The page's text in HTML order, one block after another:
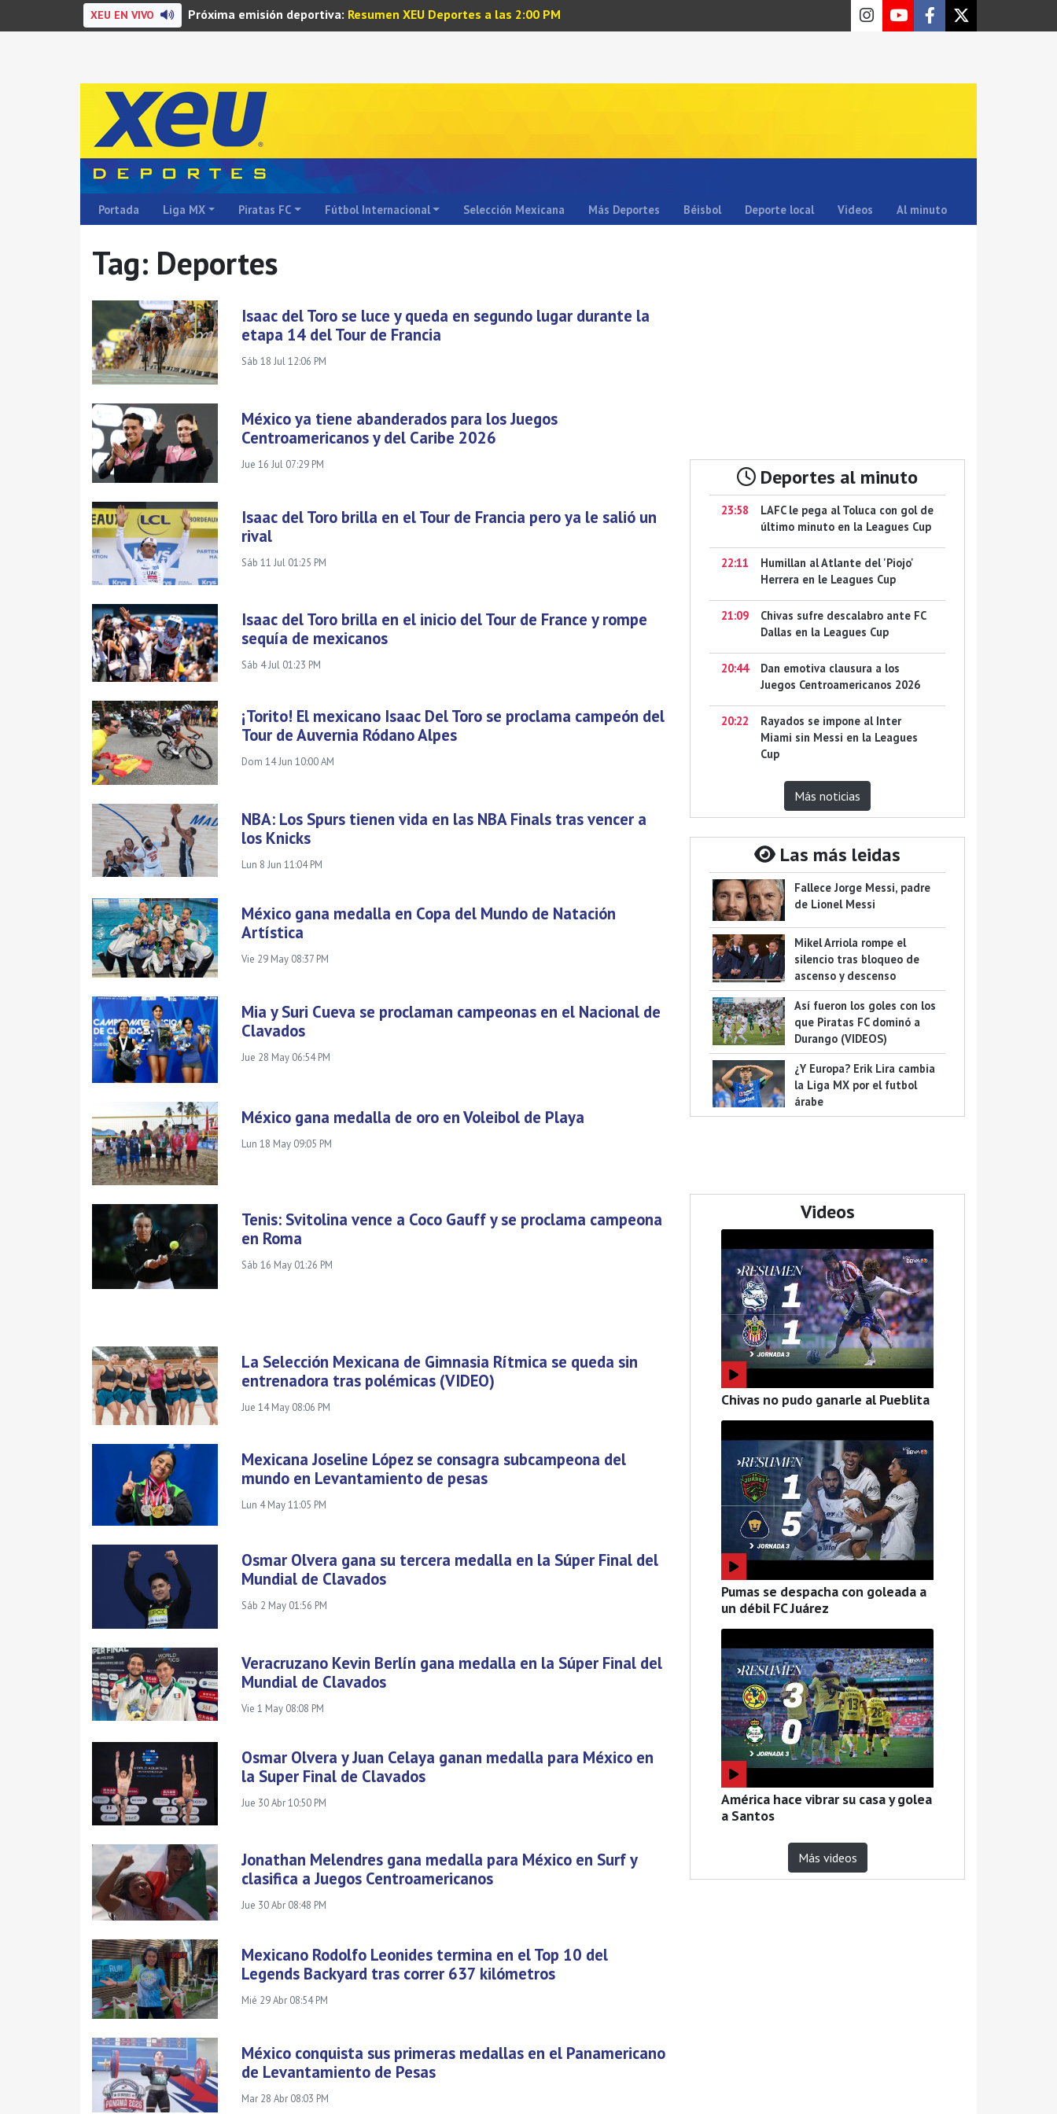
XEU EN VIVO Próxima emisión deportiva: Resumen XEU Deportes a las 2:00 PM
Portada Liga MX Piratas FC Fútbol Internacional Selección Mexicana Más Deportes Béisbol Deporte local Videos Al minuto
Tag: Deportes
Isaac del Toro se luce y queda en segundo lugar durante la
etapa 14 del Tour de Francia
Sáb 18 Jul 12:06 PM
México ya tiene abanderados para los Juegos
Centroamericanos y del Caribe 2026
Jue 16 Jul 07:29 PM
Isaac del Toro brilla en el Tour de Francia pero ya le salió un
rival
Sáb 11 Jul 01:25 PM
Isaac del Toro brilla en el inicio del Tour de France y rompe
sequía de mexicanos
Sáb 4 Jul 01:23 PM
¡Torito! El mexicano Isaac Del Toro se proclama campeón del
Tour de Auvernia Ródano Alpes
Dom 14 Jun 10:00 AM
NBA: Los Spurs tienen vida en las NBA Finals tras vencer a
los Knicks
Lun 8 Jun 11:04 PM
México gana medalla en Copa del Mundo de Natación
Artística
Vie 29 May 08:37 PM
Mia y Suri Cueva se proclaman campeonas en el Nacional de
Clavados
Jue 28 May 06:54 PM
México gana medalla de oro en Voleibol de Playa
Lun 18 May 09:05 PM
Tenis: Svitolina vence a Coco Gauff y se proclama campeona
en Roma
Sáb 16 May 01:26 PM
La Selección Mexicana de Gimnasia Rítmica se queda sin
entrenadora tras polémicas (VIDEO)
Jue 14 May 08:06 PM
Mexicana Joseline López se consagra subcampeona del
mundo en Levantamiento de pesas
Lun 4 May 11:05 PM
Osmar Olvera gana su tercera medalla en la Súper Final del
Mundial de Clavados
Sáb 2 May 01:56 PM
Veracruzano Kevin Berlín gana medalla en la Súper Final del
Mundial de Clavados
Vie 1 May 08:08 PM
Osmar Olvera y Juan Celaya ganan medalla para México en
la Super Final de Clavados
Jue 30 Abr 10:50 PM
Jonathan Melendres gana medalla para México en Surf y
clasifica a Juegos Centroamericanos
Jue 30 Abr 08:48 PM
Mexicano Rodolfo Leonides termina en el Top 10 del
Legends Backyard tras correr 637 kilómetros
Mié 29 Abr 08:54 PM
México conquista sus primeras medallas en el Panamericano
de Levantamiento de Pesas
Mar 28 Abr 08:03 PM
Deportes al minuto
23:58
LAFC le pega al Toluca con gol de
último minuto en la Leagues Cup
22:11
Humillan al Atlante del 'Piojo'
Herrera en le Leagues Cup
21:09
Chivas sufre descalabro ante FC
Dallas en la Leagues Cup
20:44
Dan emotiva clausura a los
Juegos Centroamericanos 2026
20:22
Rayados se impone al Inter
Miami sin Messi en la Leagues
Cup
Más noticias
Las más leidas
Fallece Jorge Messi, padre
de Lionel Messi
Mikel Arriola rompe el
silencio tras bloqueo de
ascenso y descenso
Así fueron los goles con los
que Piratas FC dominó a
Durango (VIDEOS)
¿Y Europa? Erik Lira cambia
la Liga MX por el futbol
árabe
Videos
Chivas no pudo ganarle al Pueblita
Pumas se despacha con goleada a
un débil FC Juárez
América hace vibrar su casa y golea
a Santos
Más videos